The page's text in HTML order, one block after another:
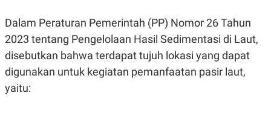
D
M
Y
A
E
I
D
L
A
K
Dalam Peraturan Pemerintah (PP) Nomor 26 Tahun
2023 tentang Pengelolaan Hasil Sedimentasi di Laut,
disebutkan bahwa terdapat tujuh lokasi yang dapat
digunakan untuk kegiatan pemanfaatan pasir laut,
yaitu: